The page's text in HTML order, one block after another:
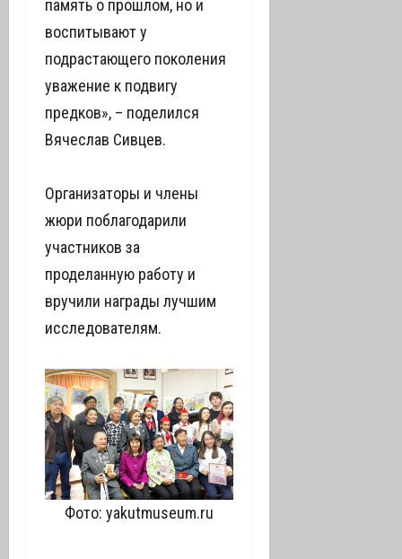
память о прошлом, но и
воспитывают у
подрастающего поколения
уважение к подвигу
предков», – поделился
Вячеслав Сивцев.
Организаторы и члены
жюри поблагодарили
участников за
проделанную работу и
вручили награды лучшим
исследователям.
Фото: yakutmuseum.ru